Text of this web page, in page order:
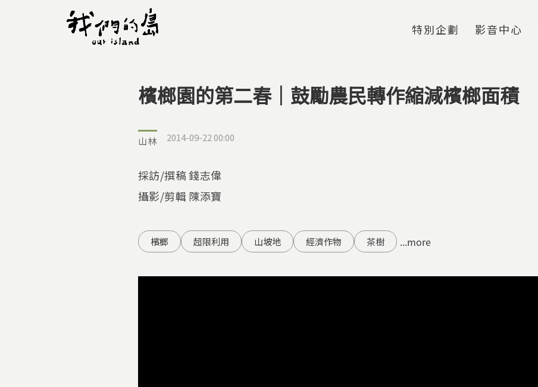
特別企劃 影音中心
您在這裡
檳榔園的第二春｜鼓勵農民轉作縮減檳榔面積
山林 2014-09-22 00:00
採訪/撰稿 錢志偉
攝影/剪輯 陳添寶
檳榔 超限利用 山坡地 經濟作物 茶樹 ...more